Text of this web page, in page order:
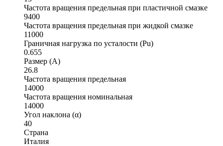
Частота вращения предельная при пластичной смазке
9400
Частота вращения предельная при жидкой смазке
11000
Граничная нагрузка по усталости (Pu)
0.655
Размер (A)
26.8
Частота вращения предельная
14000
Частота вращения номинальная
14000
Угол наклона (α)
40
Страна
Италия